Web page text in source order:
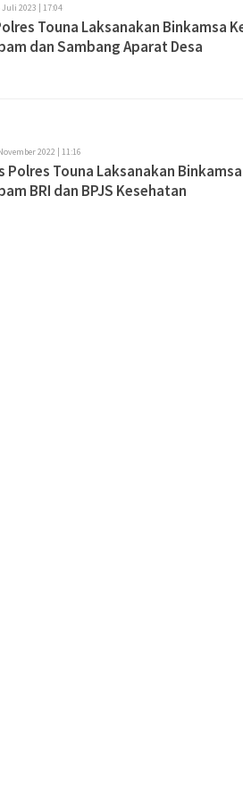
Juli 2023 | 17:04
Touna Laksanakan Binkamsa
dan Sambang Aparat Desa
2022 | 11:16
Polres Touna Laksanakan
BRI dan BPJS Kesehatan